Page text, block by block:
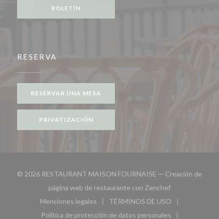
BOLETÍN
RESERVA
RESERVAR UNA MESA
PRIVATIZACIÓN
© 2026 RESTAURANT MAISON FOURNAISE — Creación de
página web de restaurante con Zenchef((abre en una
Menciones legales
((abre en una nueva ventana))
TÉRMINOS DE USO
((abre en una nueva
Política de protección de datos personales